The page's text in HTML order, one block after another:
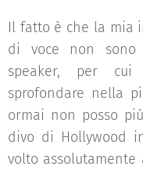
Il fatto è che la mia
di voce non sono
speaker, per
sprofondare nella
ormai non posso
divo di Hollywood
volto